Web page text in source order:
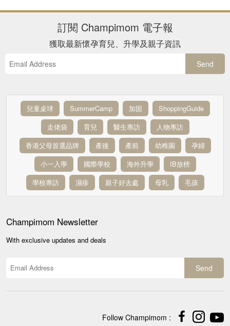
訂閱 Champimom 電子報
獲取最新懷孕育兒、升學及親子資訊
Send
兒童桌球 SummerCamp 加固
ShoppingGuide
走佬袋
育兒 醫生專訪
人物專訪
香港父母首選品牌
產後 產前 幼稚園
孕婦
小一入學
國際學校 海外升學
IB放榜
學校專訪
濕疹 親子好去處 母乳 毛孩
Champimom Newsletter
With exclusive updates and deals
Send
Follow Champimom :